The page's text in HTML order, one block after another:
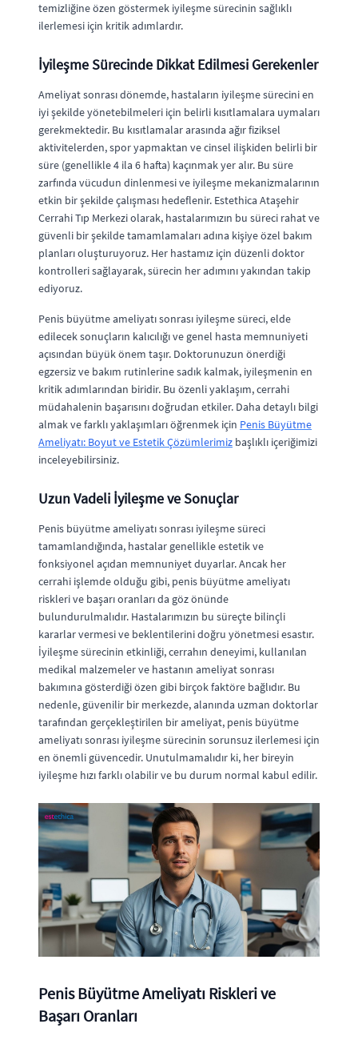
temizliğine özen göstermek iyileşme sürecinin sağlıklı
ilerlemesi için kritik adımlardır.
İyileşme Sürecinde Dikkat Edilmesi Gerekenler
Ameliyat sonrası dönemde, hastaların iyileşme sürecini en
iyi şekilde yönetebilmeleri için belirli kısıtlamalara uymaları
gerekmektedir. Bu kısıtlamalar arasında ağır fiziksel
aktivitelerden, spor yapmaktan ve cinsel ilişkiden belirli bir
süre (genellikle 4 ila 6 hafta) kaçınmak yer alır. Bu süre
zarfında vücudun dinlenmesi ve iyileşme mekanizmalarının
etkin bir şekilde çalışması hedeflenir. Estethica Ataşehir
Cerrahi Tıp Merkezi olarak, hastalarımızın bu süreci rahat ve
güvenli bir şekilde tamamlamaları adına kişiye özel bakım
planları oluşturuyoruz. Her hastamız için düzenli doktor
kontrolleri sağlayarak, sürecin her adımını yakından takip
ediyoruz.
Penis büyütme ameliyatı sonrası iyileşme süreci, elde
edilecek sonuçların kalıcılığı ve genel hasta memnuniyeti
açısından büyük önem taşır. Doktorunuzun önerdiği
egzersiz ve bakım rutinlerine sadık kalmak, iyileşmenin en
kritik adımlarından biridir. Bu özenli yaklaşım, cerrahi
müdahalenin başarısını doğrudan etkiler. Daha detaylı bilgi
almak ve farklı yaklaşımları öğrenmek için Penis Büyütme
Ameliyatı: Boyut ve Estetik Çözümlerimiz başlıklı içeriğimizi
inceleyebilirsiniz.
Uzun Vadeli İyileşme ve Sonuçlar
Penis büyütme ameliyatı sonrası iyileşme süreci
tamamlandığında, hastalar genellikle estetik ve
fonksiyonel açıdan memnuniyet duyarlar. Ancak her
cerrahi işlemde olduğu gibi, penis büyütme ameliyatı
riskleri ve başarı oranları da göz önünde
bulundurulmalıdır. Hastalarımızın bu süreçte bilinçli
kararlar vermesi ve beklentilerini doğru yönetmesi esastır.
İyileşme sürecinin etkinliği, cerrahın deneyimi, kullanılan
medikal malzemeler ve hastanın ameliyat sonrası
bakımına gösterdiği özen gibi birçok faktöre bağlıdır. Bu
nedenle, güvenilir bir merkezde, alanında uzman doktorlar
tarafından gerçekleştirilen bir ameliyat, penis büyütme
ameliyatı sonrası iyileşme sürecinin sorunsuz ilerlemesi için
en önemli güvencedir. Unutulmamalıdır ki, her bireyin
iyileşme hızı farklı olabilir ve bu durum normal kabul edilir.
Penis Büyütme Ameliyatı Riskleri ve
Başarı Oranları